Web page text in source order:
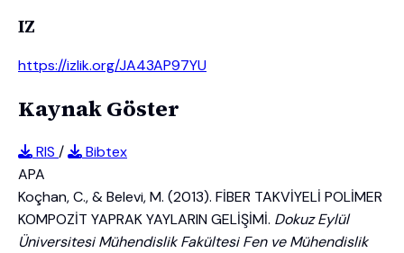
IZ
https://izlik.org/JA43AP97YU
Kaynak Göster
RIS /
Bibtex
APA
Koçhan, C., & Belevi, M. (2013). FİBER TAKVİYELİ POLİMER
KOMPOZİT YAPRAK YAYLARIN GELİŞİMİ. Dokuz Eylül
Üniversitesi Mühendislik Fakültesi Fen ve Mühendislik